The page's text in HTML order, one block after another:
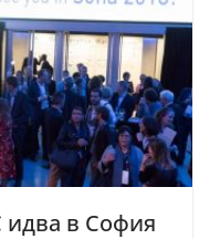
идва в София